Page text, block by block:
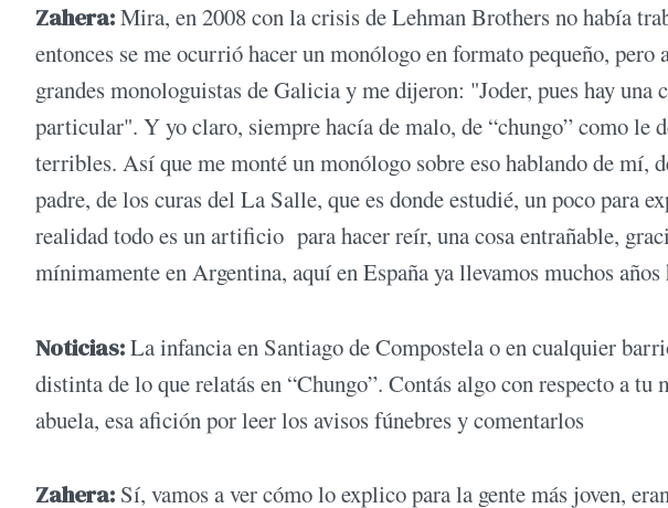
Zahera:Mira, en 2008 con la crisis de Lehman Brothers no había
entonces se me ocurrió hacer un monólogo en formato pequeño,
grandes monologuistas de Galicia y me dijeron: "Joder, pues hay
particular". Y yo claro, siempre hacía de malo, de “chungo” como le
terribles. Así que me monté un monólogo sobre eso hablando de mí,
padre, de los curas del La Salle, que es donde estudié, un poco para
realidad todo es un artificio para hacer reír, una cosa entrañable,
mínimamente en Argentina, aquí en España ya llevamos muchos años
Noticias:La infancia en Santiago de Compostela o en cualquier
distinta de lo que relatás en “Chungo”. Contás algo con respecto a tu
abuela, esa afición por leer los avisos fúnebres y comentarlos
Zahera: Sí, vamos a ver cómo lo explico para la gente más joven,